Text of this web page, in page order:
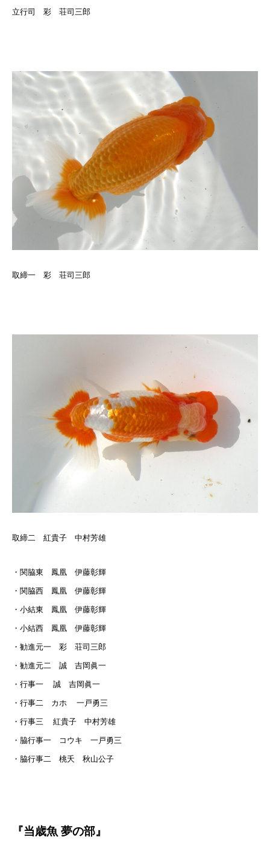
立行司 彩 荘司三郎
取締一 彩 荘司三郎
取締二 紅貴子 中村芳雄
・関脇東 鳳凰 伊藤彰輝
・関脇西 鳳凰 伊藤彰輝
・小結東 鳳凰 伊藤彰輝
・小結西 鳳凰 伊藤彰輝
・勧進元一 彩 荘司三郎
・勧進元二 誠 吉岡眞一
・行事一 誠 吉岡眞一
・行事二 カホ 一戸勇三
・行事三 紅貴子 中村芳雄
・脇行事一 コウキ 一戸勇三
・脇行事二 桃夭 秋山公子
『当歳魚 夢の部』